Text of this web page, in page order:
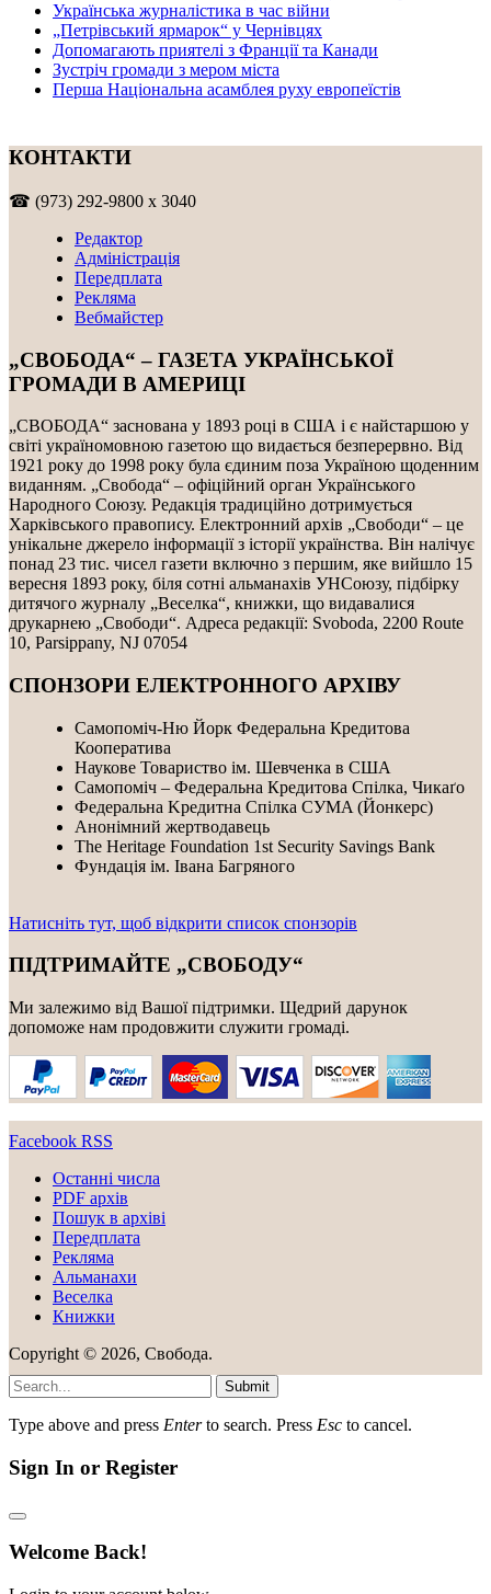
Українська журналістика в час війни
„Петрівський ярмарок“ у Чернівцях
Допомагають приятелі з Франції та Канади
Зустріч громади з мером міста
Перша Національна асамблея руху европеїстів
КОНТАКТИ
☎ (973) 292-9800 x 3040
Редактор
Адміністрація
Передплата
Рекляма
Вебмайстер
„СВОБОДА“ – ГАЗЕТА УКРАЇНСЬКОЇ
ГРОМАДИ В АМЕРИЦІ
„СВОБОДА“ заснована у 1893 році в США і є найстаршою у
світі україномовною газетою що видається безперервно. Від
1921 року до 1998 року була єдиним поза Україною щоденним
виданням. „Свобода“ – офіційний орган Українського
Народного Союзу. Редакція традиційно дотримується
Харківського правопису. Електронний архів „Свободи“ – це
унікальне джерело інформації з історії українства. Він налічує
понад 23 тис. чисел газети включно з першим, яке вийшло 15
вересня 1893 року, біля сотні альманахів УНСоюзу, підбірку
дитячого журналу „Веселка“, книжки, що видавалися
друкарнею „Свободи“. Адреса редакції: Svoboda, 2200 Route
10, Parsippany, NJ 07054
СПОНЗОРИ ЕЛЕКТРОННОГО АРХІВУ
Самопоміч-Ню Йорк Федеральна Кредитова
Кооператива
Наукове Товариство ім. Шевченка в США
Самопоміч – Федеральна Кредитова Спілка, Чикаґо
Федеральнa Kредитнa Спілка CУMA (Йонкерс)
Анонімний жертводавець
The Heritage Foundation 1st Security Savings Bank
Фундація ім. Івана Багряного
Натисніть тут, щоб відкрити список спонзорів
ПІДТРИМАЙТЕ „СВОБОДУ“
Ми залежимо від Вашої підтримки. Щедрий дарунок
допоможе нам продовжити служити громаді.
Facebook RSS
Останні числа
PDF архів
Пошук в архіві
Передплата
Рекляма
Альманахи
Веселка
Книжки
Copyright © 2026, Свобода.
Submit
Type above and press Enterto search. Press Esc to cancel.
Sign In or Register
Welcome Back!